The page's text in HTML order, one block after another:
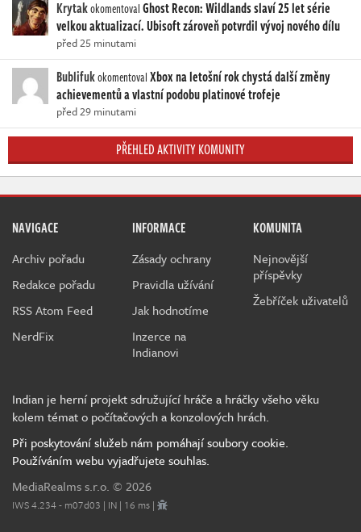
KrytakokomentovalGhost Recon: Wildlands slaví 25 let série
velkou aktualizací. Ubisoft zároveň potvrdil vývoj nového dílu
před 25 minutami
BublifukokomentovalXbox na letošní rok chystá další změny
achievementů a vlastní podobu platinové trofeje
před 29 minutami
PŘEHLED AKTIVITY KOMUNITY
NAVIGACE
Archiv pořadu
Redakce pořadu
RSS Atom Feed
NerdFix
INFORMACE
Zásady ochrany
Pravidla užívání
Jak hodnotíme
Inzerce na
Indianovi
KOMUNITA
Nejnovější
příspěvky
Žebříček uživatelů
Indian je herní projekt sdružující hráče a hráčky všeho věku
kolem témat o počítačových a konzolových hrách.
Při poskytování služeb nám pomáhají soubory cookie.
Používáním webu vyjadřujete souhlas.
MediaRealms s.r.o. © 2026
IWS 4.234 - m07d03 | IN | 16 ms |